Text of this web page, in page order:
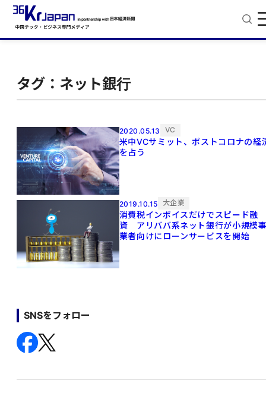
タグ：ネット銀行
2020.05.13 VC
米中VCサミット、ポストコロナの経
を占う
2019.10.15 大企業
消費税インボイスだけでスピード融
資 アリババ系ネット銀行が小規模
業者向けにローンサービスを開始
SNSをフォロー